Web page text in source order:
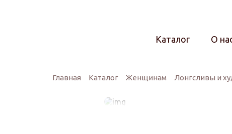
Каталог О
Главная Каталог Женщинам Лонгсливы и